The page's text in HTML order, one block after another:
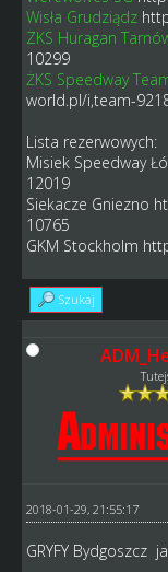
Wisła Grudziądz
ZKS Huragan
10299
ŻKS Speedway
world.pl/i,team-
Lista rezerwowych:
Misiek Speedway
12019
Siekacze Gniezno
10765
GKM Stockholm
Szukaj
2018-01-29, 21:55:17
GRYFY Bydgoszcz